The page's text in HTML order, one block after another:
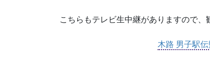
こちらもテレビ生中継がありますので、
木路 男子駅